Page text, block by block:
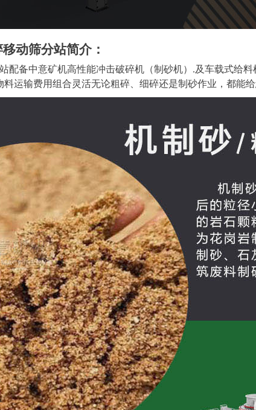
动筛分站简介：
配备中意矿机高性能冲击破碎机（制砂机）.及车载式给料
运输费用组合灵活无论粗碎、细碎还是制砂作业，都能给